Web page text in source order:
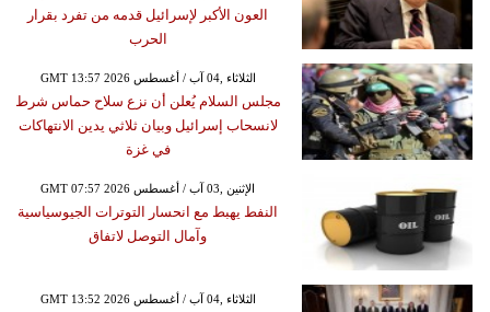
العون الأكبر لإسرائيل قدمه من تفرد بقرار
الحرب
GMT 13:57 2026 الثلاثاء ,04 آب / أغسطس
مجلس السلام يُعلن أن نزع سلاح حماس شرط
لانسحاب إسرائيل وبيان ثلاثي يدين الانتهاكات
في غزة
GMT 07:57 2026 الإثنين ,03 آب / أغسطس
النفط يهبط مع انحسار التوترات الجيوسياسية
وآمال التوصل لاتفاق
GMT 13:52 2026 الثلاثاء ,04 آب / أغسطس